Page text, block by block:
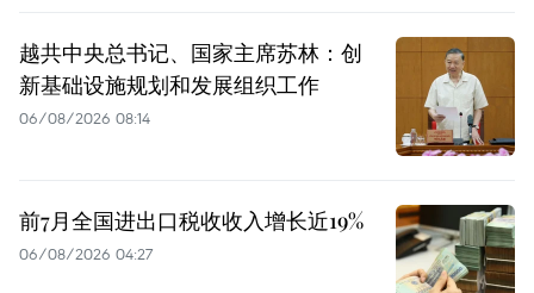
越共中央总书记、国家主席苏林：创
新基础设施规划和发展组织工作
06/08/2026 08:14
前7月全国进出口税收收入增长近19%
06/08/2026 04:27